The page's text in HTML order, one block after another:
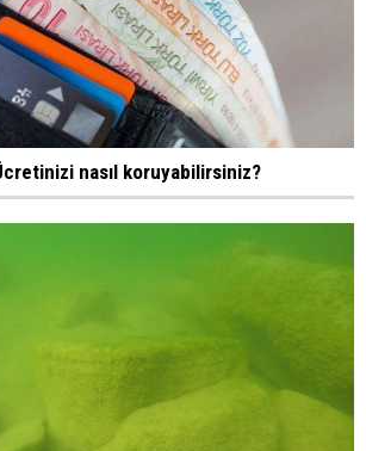
nasıl koruyabilirsiniz?